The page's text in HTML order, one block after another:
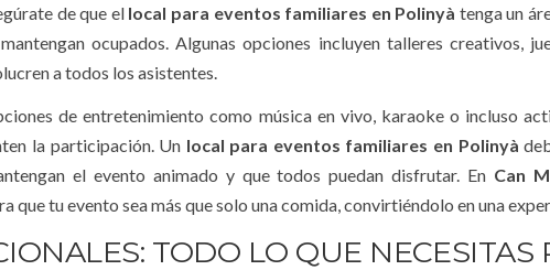
de que el local para eventos familiares en Polinyà tenga un
ocupados. Algunas opciones incluyen talleres creativos,
a todos los asistentes.
de entretenimiento como música en vivo, karaoke o incluso
la participación. Un local para eventos familiares en Polinyà
el evento animado y que todos puedan disfrutar. En Can
que tu evento sea más que solo una comida, convirtiéndolo en una
TODO LO QUE NECESITAS